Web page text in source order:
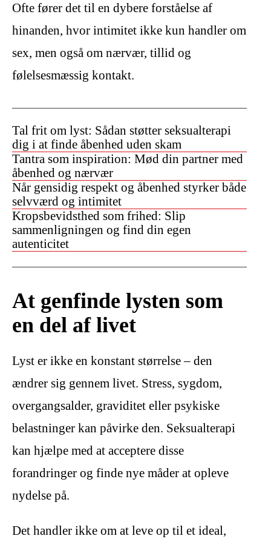
Ofte fører det til en dybere forståelse af
hinanden, hvor intimitet ikke kun handler om
sex, men også om nærvær, tillid og
følelsesmæssig kontakt.
Tal frit om lyst: Sådan støtter seksualterapi
dig i at finde åbenhed uden skam
Tantra som inspiration: Mød din partner med
åbenhed og nærvær
Når gensidig respekt og åbenhed styrker både
selvværd og intimitet
Kropsbevidsthed som frihed: Slip
sammenligningen og find din egen
autenticitet
At genfinde lysten som
en del af livet
Lyst er ikke en konstant størrelse – den
ændrer sig gennem livet. Stress, sygdom,
overgangsalder, graviditet eller psykiske
belastninger kan påvirke den. Seksualterapi
kan hjælpe med at acceptere disse
forandringer og finde nye måder at opleve
nydelse på.
Det handler ikke om at leve op til et ideal,